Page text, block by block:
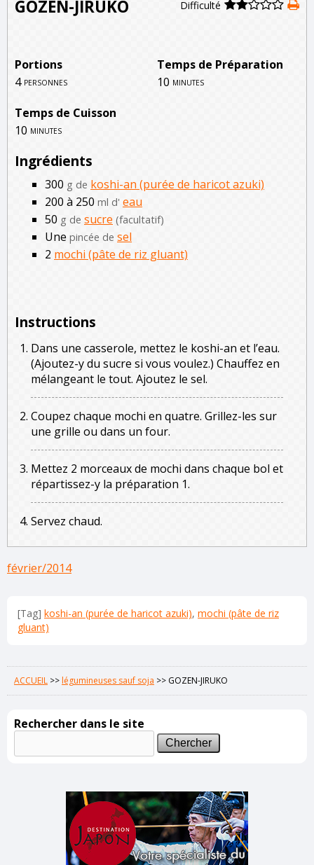
GOZEN-JIRUKO Difficulté
Portions
Temps de Préparation
4 personnes 10 minutes
Temps de Cuisson
10 minutes
Ingrédients
300 g de koshi-an (purée de haricot azuki)
200 à 250 ml d' eau
50 g de sucre (facultatif)
Une pincée de sel
2 mochi (pâte de riz gluant)
Instructions
Dans une casserole, mettez le koshi-an et l’eau.
(Ajoutez-y du sucre si vous voulez.) Chauffez en
mélangeant le tout. Ajoutez le sel.
Coupez chaque mochi en quatre. Grillez-les sur
une grille ou dans un four.
Mettez 2 morceaux de mochi dans chaque bol et
répartissez-y la préparation 1.
Servez chaud.
février/2014
[Tag] koshi-an (purée de haricot azuki), mochi (pâte de riz
gluant)
ACCUEIL >>légumineuses sauf soja >> GOZEN-JIRUKO
Rechercher dans le site